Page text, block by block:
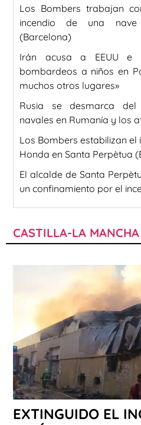
Los Bombers trabajan
incendio de una
(Barcelona)
Irán acusa a EEUU e
bombardeos a niños en
muchos otros lugares»
Rusia se desmarca del
navales en Rumanía y los
Los Bombers estabilizan el
Honda en Santa Perpètua
El alcalde de Santa
un confinamiento por el
CASTILLA-LA MANCHA
EXTINGUIDO EL